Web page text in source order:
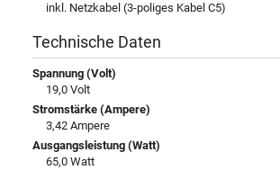
inkl. Netzkabel (3-poliges Kabel C5)
Technische Daten
Spannung (Volt)
19,0 Volt
Stromstärke (Ampere)
3,42 Ampere
Ausgangsleistung (Watt)
65,0 Watt